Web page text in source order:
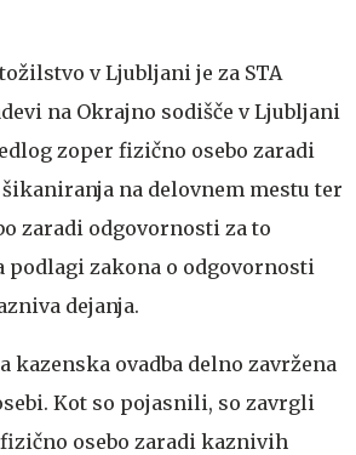
v Ljubljani je za STA
na Okrajno sodišče v Ljubljani
zoper fizično osebo zaradi
na delovnem mestu ter
zaradi odgovornosti za to
podlagi zakona o odgovornosti
dejanja.
kazenska ovadba delno zavržena
Kot so pojasnili, so zavrgli
osebo zaradi kaznivih